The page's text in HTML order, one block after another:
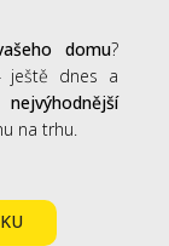
domu?
ještě dnes a
nejvýhodnější
na trhu.